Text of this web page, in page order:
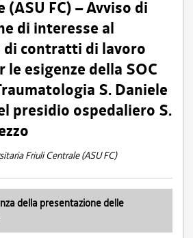
FC) – Avviso di
di interesse al
contratti di lavoro
esigenze della SOC
S. Daniele
presidio ospedaliero S.
Friuli Centrale (ASU FC)
della presentazione delle